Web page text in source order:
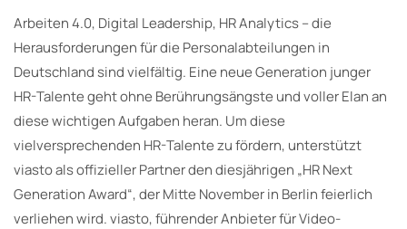
Arbeiten 4.0, Digital Leadership, HR Analytics – die
Herausforderungen für die Personalabteilungen in
Deutschland sind vielfältig. Eine neue Generation junger
HR-Talente geht ohne Berührungsängste und voller Elan an
diese wichtigen Aufgaben heran. Um diese
vielversprechenden HR-Talente zu fördern, unterstützt
viasto als offizieller Partner den diesjährigen „HR Next
Generation Award“, der Mitte November in Berlin feierlich
verliehen wird. viasto, führender Anbieter für Video-